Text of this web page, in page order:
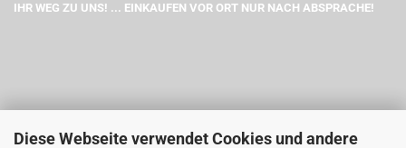
Diese Webseite verwendet Cookies und andere
IHR WEG ZU UNS! ... EINKAUFEN VOR ORT NUR NACH ABSPRACHE!